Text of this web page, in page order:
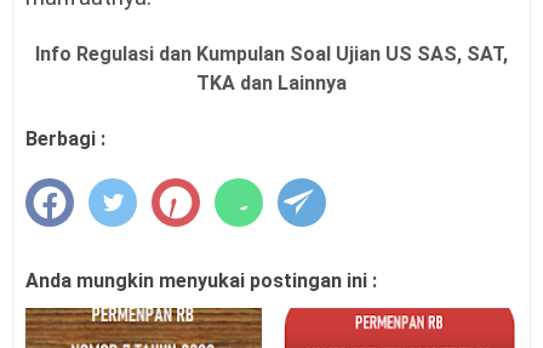
Info Regulasi dan Kumpulan Soal Ujian US SAS, SAT,
TKA dan Lainnya
Berbagi :
Anda mungkin menyukai postingan ini :